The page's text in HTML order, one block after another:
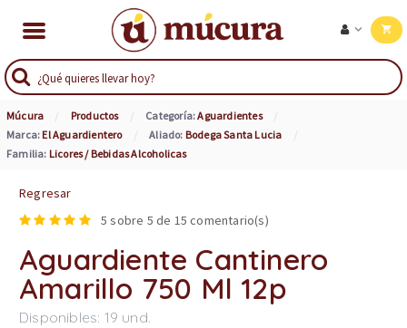
Múcura Productos Categoría:Aguardientes
Marca: El Aguardientero Aliado: Bodega Santa Lucia
Familia: Licores / Bebidas Alcoholicas
Regresar
5 sobre 5 de 15 comentario(s)
Aguardiente Cantinero
Amarillo 750 Ml 12p
Disponibles: 19 und.